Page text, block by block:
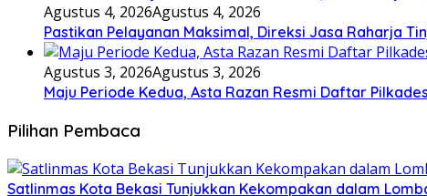
Agustus 4, 2026Agustus 4, 2026
Pastikan Pelayanan Maksimal, Direksi Jasa Raharja
Agustus 3, 2026Agustus 3, 2026
Maju Periode Kedua, Asta Razan Resmi Daftar
Pilihan Pembaca
Satlinmas Kota Bekasi Tunjukkan Kekompakan dalam